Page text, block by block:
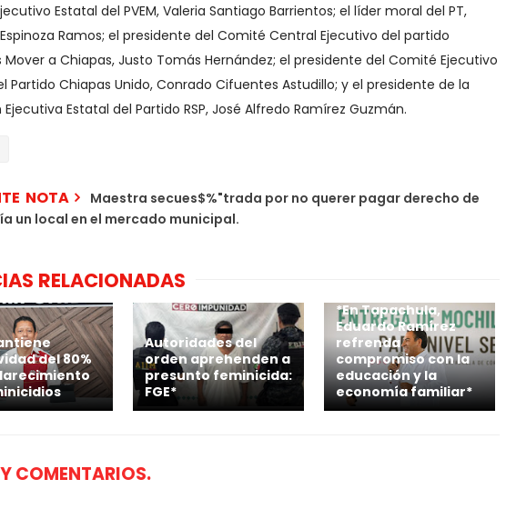
Estatal del PVEM, Valeria Santiago Barrientos; el líder moral del PT,
Ramos; el presidente del Comité Central Ejecutivo del partido
Mover a Chiapas, Justo Tomás Hernández; el presidente del Comité Ejecutivo
Partido Chiapas Unido, Conrado Cifuentes Astudillo; y el presidente de la
Estatal del Partido RSP, José Alfredo Ramírez Guzmán.
NOTA
Maestra secues$%"trada por no querer pagar derecho de
un local en el mercado municipal.
RELACIONADAS
del 80%
Autoridades del
orden aprehenden a
presunto feminicida:
FGE*
*En Tapachula,
Eduardo Ramírez
refrenda
compromiso con la
educación y la
economía familiar*
COMENTARIOS.